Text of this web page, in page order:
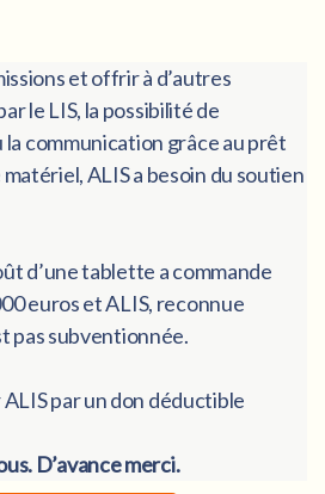
et offrir à d’autres
le LIS, la possibilité de
communication grâce au prêt
ALIS a besoin du soutien
d’une tablette a commande
euros et ALIS, reconnue
pas subventionnée.
par un don déductible
D’avance merci.